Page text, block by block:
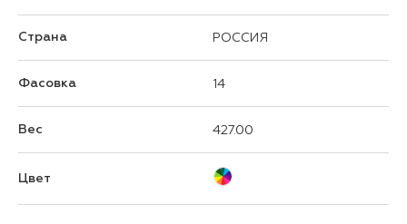
Страна РОССИЯ
Фасовка 14
Вес 427.00
Цвет